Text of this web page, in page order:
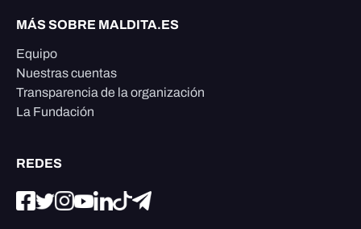
MÁS SOBRE MALDITA.ES
Equipo
Nuestras cuentas
Transparencia de la organización
La Fundación
REDES